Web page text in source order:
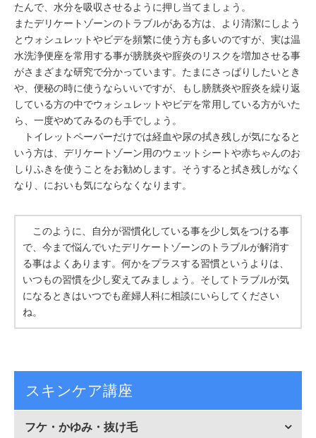
たんで、水分を吸収させるように押し当てましょう。
またデリケートゾーンのトラブルがある方は、より清潔にしよう
とウォシュレットやビデを頻繁に使う方も多いのですが、実は温
水洗浄便座を常用する事が膀胱炎や腟炎のリスクを増加させる事
がさまざまな研究で分かっています。たまにさっぱりしたいとき
や、便秘の時に使うならいいですが、もし膀胱炎や腟炎を繰り返
している方の中でウォシュレットやビデを常用している方がいた
ら、一度やめてみるのも手でしょう。
トイレットペーパーだけでは経血や尿の拭き残しが気になると
いう方は、デリケートゾーン用のウェットシートや赤ちゃんのお
しりふきを使うことをお勧めします。そうすると拭き残しがなく
なり、においも気にならなくなります。
このように、自分が習慣化している事を少し気をつける事
で、今まで悩んでいたデリケートゾーンのトラブルが解消す
る事はよくあります。何かをプラスする習慣というよりは、
いつもの習慣を少し変えてみましょう。そしてトラブルが気
になるときはいつでも産婦人科に相談にいらしてください
ね。
スキンケア講座
フケ・かゆみ・抜け毛